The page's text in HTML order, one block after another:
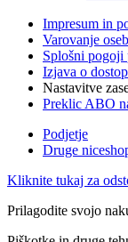
Impresum in
Varovanje
Splošni pogoji
Izjava o
Nastavitve
Preklic ABO
Podjetje
Druge
Kliknite tukaj za
Prilagodite svojo